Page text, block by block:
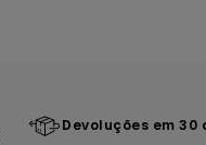
Devoluções em 30